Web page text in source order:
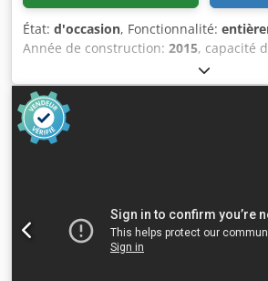
État: d'occasion, Fonctionnalité:
Année de construction: 2015, capacité
électrique, type de
Elektro, Transpalette État : prêt à
fonctionnel État technique : bon
24V Année de construction de la batterie
Ezgopfx Ahiskr